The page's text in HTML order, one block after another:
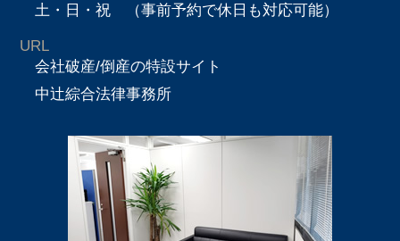
土・日・祝 （事前予約で休日も対応可能）
URL
会社破産/倒産の特設サイト
中辻綜合法律事務所